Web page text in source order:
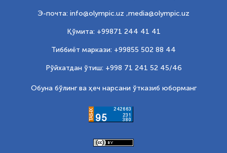
Э-почта: info@olympic.uz ,media@olympic.uz
Қўмита: +99871 244 41 41
Тиббиёт маркази: +99855 502 88 44
Рўйхатдан ўтиш: +998 71 241 52 45/46
Обуна бўлинг ва ҳеч нарсани ўтказиб юборманг